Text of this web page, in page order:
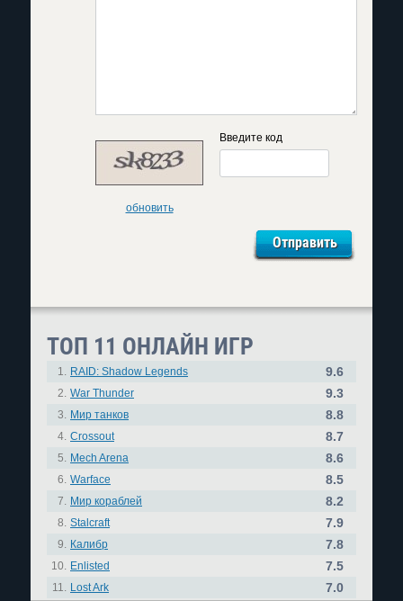
обновить
Введите код
ТОП 11 ОНЛАЙН ИГР
1. RAID: Shadow Legends 9.6
2. War Thunder 9.3
3. Мир танков 8.8
4. Crossout 8.7
5. Mech Arena 8.6
6. Warface 8.5
7. Мир кораблей 8.2
8. Stalcraft 7.9
9. Калибр 7.8
10. Enlisted 7.5
11. Lost Ark 7.0